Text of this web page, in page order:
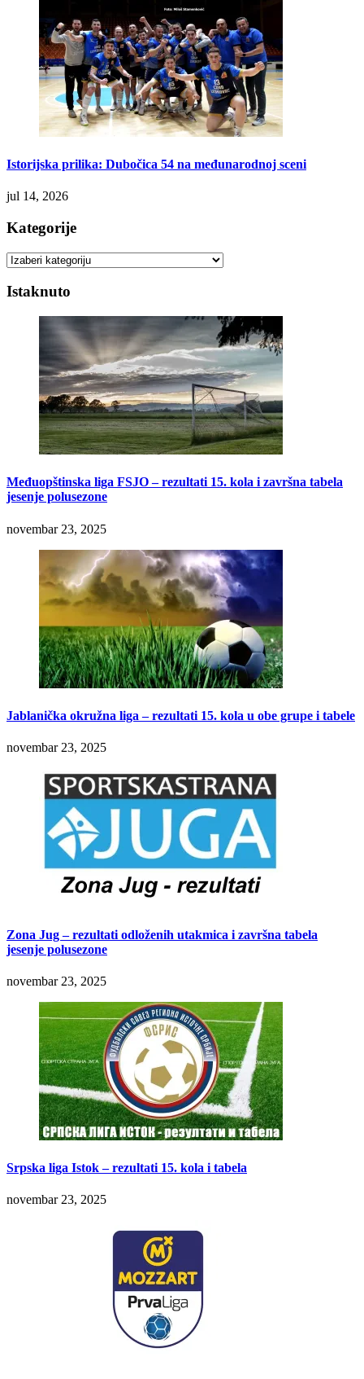
Istorijska prilika: Dubočica 54 na međunarodnoj sceni
jul 14, 2026
Kategorije
Kategorije
Istaknuto
Međuopštinska liga FSJO – rezultati 15. kola i završna tabela
jesenje polusezone
novembar 23, 2025
Jablanička okružna liga – rezultati 15. kola u obe grupe i tabele
novembar 23, 2025
Zona Jug – rezultati odloženih utakmica i završna tabela
jesenje polusezone
novembar 23, 2025
Srpska liga Istok – rezultati 15. kola i tabela
novembar 23, 2025